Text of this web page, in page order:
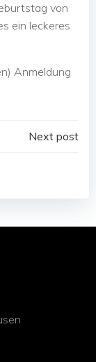
von
ein leckeres
Anmeldung
Next post